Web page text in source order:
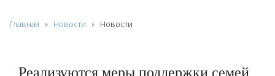
НОВОСТИ
К СВЕДЕНИЮ
Главная Новости Новости
Реализуются меры поддержки семей